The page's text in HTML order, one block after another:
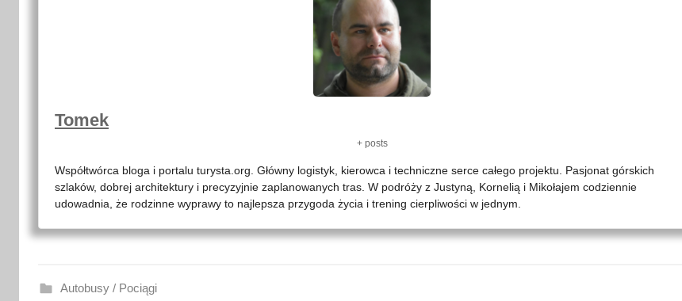
Tomek
+ posts
Współtwórca bloga i portalu turysta.org. Główny logistyk, kierowca i techniczne serce całego projektu. Pasjonat górskich
szlaków, dobrej architektury i precyzyjnie zaplanowanych tras. W podróży z Justyną, Kornelią i Mikołajem codziennie
udowadnia, że rodzinne wyprawy to najlepsza przygoda życia i trening cierpliwości w jednym.
Autobusy / Pociągi